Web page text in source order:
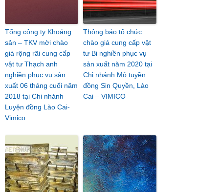
Tổng công ty Khoáng
sản – TKV mời chào
giá rộng rãi cung cấp
vật tư Thạch anh
nghiền phục vụ sản
xuất 06 tháng cuối năm
2018 tại Chi nhánh
Luyện đồng Lào Cai-
Vimico
Thông báo tổ chức
chào giá cung cấp vật
tư Bi nghiền phục vụ
sản xuất năm 2020 tại
Chi nhánh Mỏ tuyền
đồng Sin Quyền, Lào
Cai – VIMICO